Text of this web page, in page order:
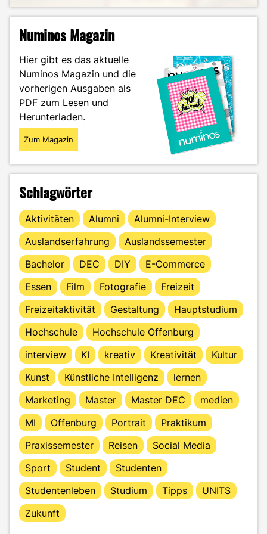
Numinos Magazin
Hier gibt es das aktuelle
Numinos Magazin und die
vorherigen Ausgaben als
PDF zum Lesen und
Herunterladen.
Zum Magazin
Schlagwörter
Aktivitäten Alumni
Alumni-Interview
Auslandserfahrung
Auslandssemester
Bachelor
DEC DIY
E-Commerce
Essen
Film Fotografie
Freizeit
Freizeitaktivität
Gestaltung
Hauptstudium
Hochschule
Hochschule Offenburg
interview
KI kreativ Kreativität
Kultur
Kunst
Künstliche Intelligenz
lernen
Marketing
Master Master DEC
medien
MI
Offenburg Portrait
Praktikum
Praxissemester
Reisen
Social Media
Sport
Student
Studenten
Studentenleben
Studium Tipps
UNITS
Zukunft